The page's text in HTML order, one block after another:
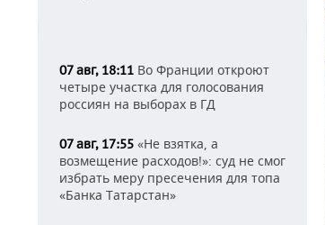
07 авг, 18:11 Во Франции откроют
четыре участка для голосования
россиян на выборах в ГД
07 авг, 17:55 «Не взятка, а
возмещение расходов!»: суд не смог
избрать меру пресечения для топа
«Банка Татарстан»